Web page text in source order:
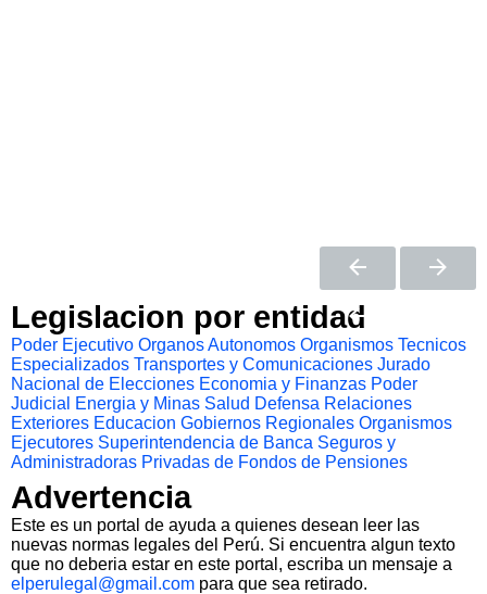
Legislacion por entidad
Poder Ejecutivo Organos Autonomos Organismos Tecnicos
Especializados Transportes y Comunicaciones Jurado
Nacional de Elecciones Economia y Finanzas Poder
Judicial
Energia y Minas Salud Defensa Relaciones
Exteriores Educacion Gobiernos Regionales Organismos
Ejecutores Superintendencia de Banca Seguros y
Administradoras Privadas de Fondos de Pensiones
Advertencia
Este es un portal de ayuda a quienes desean leer las
nuevas normas legales del Perú. Si encuentra algun texto
que no deberia estar en este portal, escriba un mensaje a
elperulegal@gmail.com para que sea retirado.